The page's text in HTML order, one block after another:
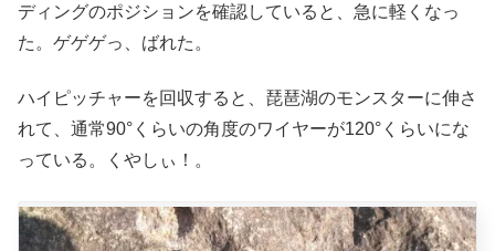
ディングのポジションを確認していると、急に軽くなっ
た。ゲゲゲっ、ばれた。
ハイピッチャーを回収すると、琵琶湖のモンスターに伸さ
れて、通常90°くらいの角度のワイヤーが120°くらいにな
っている。くやしぃ！。